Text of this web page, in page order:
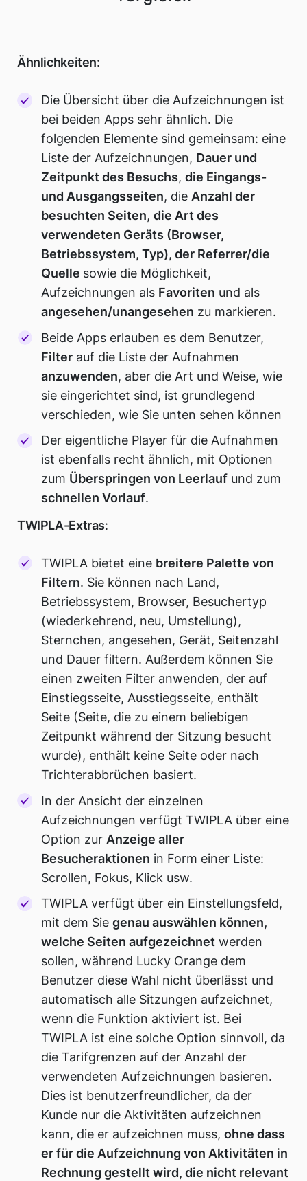
Ähnlichkeiten:
Die Übersicht über die Aufzeichnungen ist
bei beiden Apps sehr ähnlich. Die
folgenden Elemente sind gemeinsam: eine
Liste der Aufzeichnungen, Dauer und
Zeitpunkt des Besuchs,die Eingangs-
und Ausgangsseiten, dieAnzahl der
besuchten Seiten,die Art des
verwendeten Geräts (Browser,
Betriebssystem, Typ), der Referrer/die
Quelle sowie die Möglichkeit,
Aufzeichnungen als Favoriten und als
angesehen/unangesehen zu markieren.
Beide Apps erlauben es dem Benutzer,
Filter auf die Liste der Aufnahmen
anzuwenden, aber die Art und Weise, wie
sie eingerichtet sind, ist grundlegend
verschieden, wie Sie unten sehen können
Der eigentliche Player für die Aufnahmen
ist ebenfalls recht ähnlich, mit Optionen
zum Überspringen von Leerlauf und zum
schnellen Vorlauf.
TWIPLA-Extras:
TWIPLA bietet eine breitere Palette von
Filtern. Sie können nach Land,
Betriebssystem, Browser, Besuchertyp
(wiederkehrend, neu, Umstellung),
Sternchen, angesehen, Gerät, Seitenzahl
und Dauer filtern. Außerdem können Sie
einen zweiten Filter anwenden, der auf
Einstiegsseite, Ausstiegsseite, enthält
Seite (Seite, die zu einem beliebigen
Zeitpunkt während der Sitzung besucht
wurde), enthält keine Seite oder nach
Trichterabbrüchen basiert.
In der Ansicht der einzelnen
Aufzeichnungen verfügt TWIPLA über eine
Option zur Anzeige aller
Besucheraktionen in Form einer Liste:
Scrollen, Fokus, Klick usw.
TWIPLA verfügt über ein Einstellungsfeld,
mit dem Siegenau auswählen können,
welche Seiten aufgezeichnet werden
sollen, während Lucky Orange dem
Benutzer diese Wahl nicht überlässt und
automatisch alle Sitzungen aufzeichnet,
wenn die Funktion aktiviert ist. Bei
TWIPLA ist eine solche Option sinnvoll, da
die Tarifgrenzen auf der Anzahl der
verwendeten Aufzeichnungen basieren.
Dies ist benutzerfreundlicher, da der
Kunde nur die Aktivitäten aufzeichnen
kann, die er aufzeichnen muss,ohne dass
er für die Aufzeichnung von Aktivitäten in
Rechnung gestellt wird, die nicht relevant